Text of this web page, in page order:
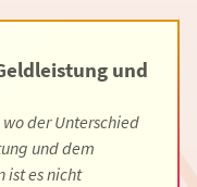
und
der Unterschied
und dem
ist es nicht